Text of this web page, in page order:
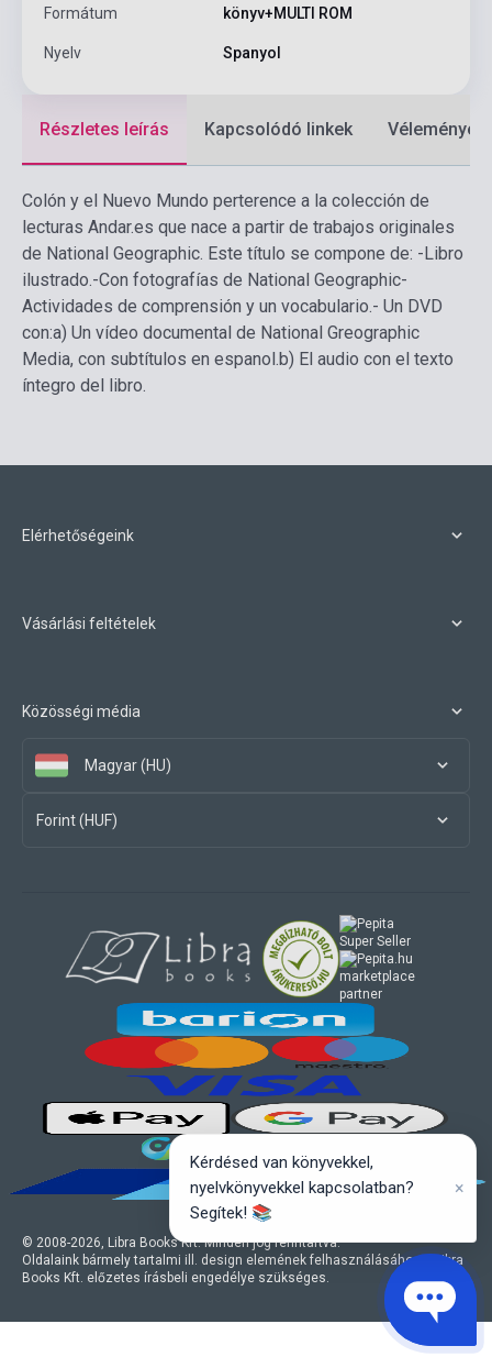
Formátum könyv+MULTI ROM
Nyelv Spanyol
Részletes leírás Kapcsolódó linkek Vélemények
Colón y el Nuevo Mundo perterence a la colección de
lecturas Andar.es que nace a partir de trabajos originales
de National Geographic. Este título se compone de: -Libro
ilustrado.-Con fotografías de National Geographic-
Actividades de comprensión y un vocabulario.- Un DVD
con:a) Un vídeo documental de National Greographic
Media, con subtítulos en espanol.b) El audio con el texto
íntegro del libro.
Elérhetőségeink
Vásárlási feltételek
Közösségi média
Magyar (HU)
Forint (HUF)
© 2008-2026, Libra Books Kft. Minden jog fenntartva.
Oldalaink bármely tartalmi ill. design elemének felhasználásához a Libra
Books Kft. előzetes írásbeli engedélye szükséges.
marketplace
partner
Kérdésed van könyvekkel,
nyelvkönyvekkel kapcsolatban?
Segítek! 📚
×